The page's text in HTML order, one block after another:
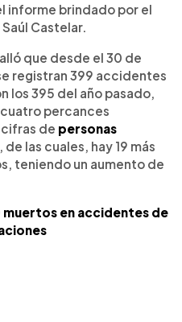
informe brindado por el
Castelar.
que desde el 30 de
registran 399 accidentes
los 395 del año pasado,
percances
cifras de personas
de las cuales, hay 19 más
teniendo un aumento de
en accidentes de